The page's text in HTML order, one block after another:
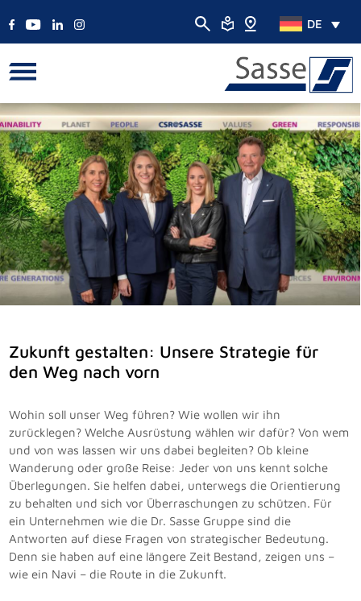
DE
Zukunft gestalten: Unsere Strategie für
den Weg nach vorn
Wohin soll unser Weg führen? Wie wollen wir ihn
zurücklegen? Welche Ausrüstung wählen wir dafür? Von wem
und von was lassen wir uns dabei begleiten? Ob kleine
Wanderung oder große Reise: Jeder von uns kennt solche
Überlegungen. Sie helfen dabei, unterwegs die Orientierung
zu behalten und sich vor Überraschungen zu schützen. Für
ein Unternehmen wie die Dr. Sasse Gruppe sind die
Antworten auf diese Fragen von strategischer Bedeutung.
Denn sie haben auf eine längere Zeit Bestand, zeigen uns –
wie ein Navi – die Route in die Zukunft.